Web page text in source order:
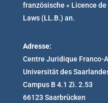
französische « Licence
Laws (LL.B.) an.
Adresse:
Centre Juridique Franco-
Universität des
Campus B 4.1 Zi. 2.53
66123 Saarbrücken